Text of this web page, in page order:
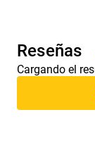
Cargando el